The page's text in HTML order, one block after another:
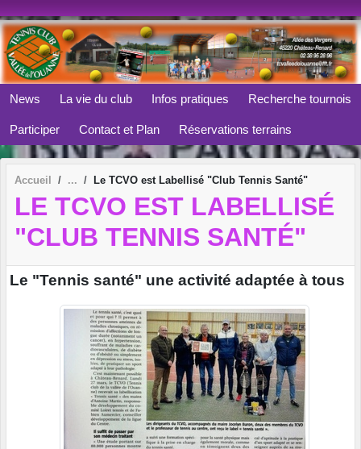
News La vie du club Infos pratiques Recherche tournois
Participer Contact et Plan Réservations terrains
Accueil Le TCVO est Labellisé "Club Tennis Santé"
LE TCVO EST LABELLISÉ
"CLUB TENNIS SANTÉ"
Le "Tennis santé" une activité adaptée à tous